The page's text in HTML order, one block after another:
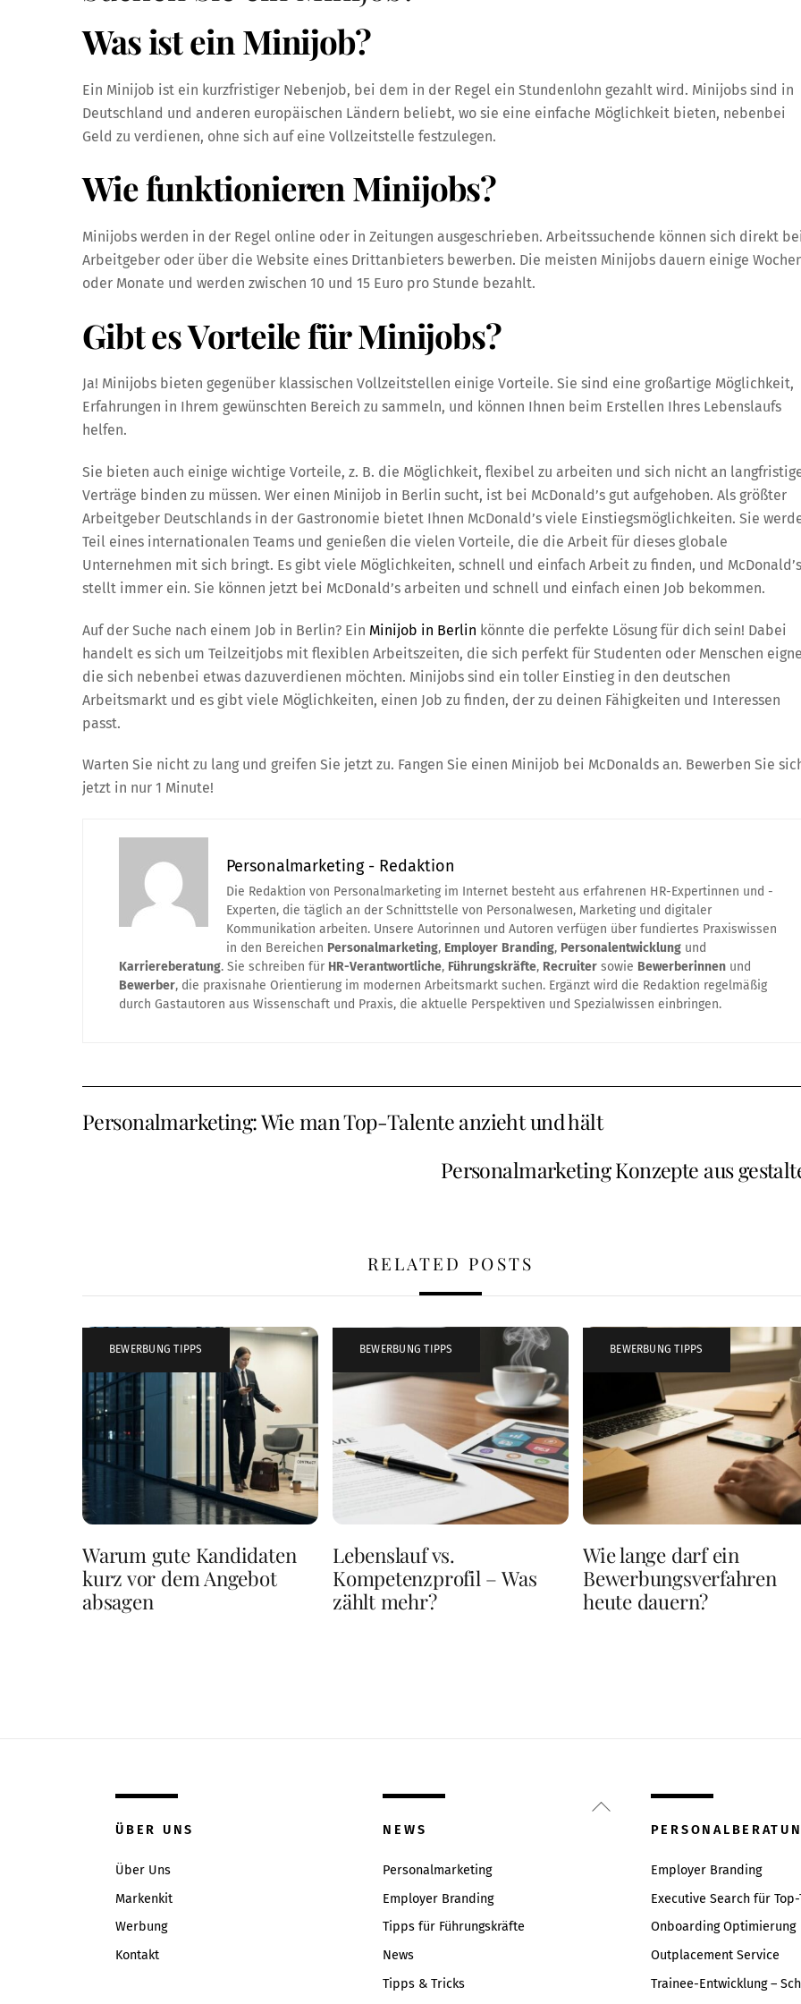
Was ist ein Minijob?
Ein Minijob ist ein kurzfristiger Nebenjob, bei dem in der Regel ein Stundenlohn gezahlt wird. Minijobs sind in
Deutschland und anderen europäischen Ländern beliebt, wo sie eine einfache Möglichkeit bieten, nebenbei
Geld zu verdienen, ohne sich auf eine Vollzeitstelle festzulegen.
Wie funktionieren Minijobs?
Minijobs werden in der Regel online oder in Zeitungen ausgeschrieben. Arbeitssuchende können sich direkt
Arbeitgeber oder über die Website eines Drittanbieters bewerben. Die meisten Minijobs dauern einige
oder Monate und werden zwischen 10 und 15 Euro pro Stunde bezahlt.
Gibt es Vorteile für Minijobs?
Ja! Minijobs bieten gegenüber klassischen Vollzeitstellen einige Vorteile. Sie sind eine großartige Möglichkeit,
Erfahrungen in Ihrem gewünschten Bereich zu sammeln, und können Ihnen beim Erstellen Ihres Lebenslaufs
helfen.
Sie bieten auch einige wichtige Vorteile, z. B. die Möglichkeit, flexibel zu arbeiten und sich nicht an
Verträge binden zu müssen. Wer einen Minijob in Berlin sucht, ist bei McDonald’s gut aufgehoben. Als größter
Arbeitgeber Deutschlands in der Gastronomie bietet Ihnen McDonald’s viele Einstiegsmöglichkeiten. Sie
Teil eines internationalen Teams und genießen die vielen Vorteile, die die Arbeit für dieses globale
Unternehmen mit sich bringt. Es gibt viele Möglichkeiten, schnell und einfach Arbeit zu finden, und McDonald’s
stellt immer ein. Sie können jetzt bei McDonald’s arbeiten und schnell und einfach einen Job bekommen.
Auf der Suche nach einem Job in Berlin? Ein Minijob in Berlin könnte die perfekte Lösung für dich sein! Dabei
handelt es sich um Teilzeitjobs mit flexiblen Arbeitszeiten, die sich perfekt für Studenten oder Menschen
die sich nebenbei etwas dazuverdienen möchten. Minijobs sind ein toller Einstieg in den deutschen
Arbeitsmarkt und es gibt viele Möglichkeiten, einen Job zu finden, der zu deinen Fähigkeiten und Interessen
passt.
Warten Sie nicht zu lang und greifen Sie jetzt zu. Fangen Sie einen Minijob bei McDonalds an. Bewerben Sie
jetzt in nur 1 Minute!
Personalmarketing - Redaktion
Die Redaktion von Personalmarketing im Internet besteht aus erfahrenen HR-Expertinnen und -
Experten, die täglich an der Schnittstelle von Personalwesen, Marketing und digitaler
Kommunikation arbeiten. Unsere Autorinnen und Autoren verfügen über fundiertes Praxiswissen
in den Bereichen Personalmarketing, Employer Branding, Personalentwicklung und
Karriereberatung. Sie schreiben für HR-Verantwortliche, Führungskräfte, Recruiter sowie Bewerberinnen und
Bewerber, die praxisnahe Orientierung im modernen Arbeitsmarkt suchen. Ergänzt wird die Redaktion regelmäßig
durch Gastautoren aus Wissenschaft und Praxis, die aktuelle Perspektiven und Spezialwissen einbringen.
Personalmarketing: Wie man Top-Talente anzieht und hält
Personalmarketing Konzepte aus
RELATED POSTS
BEWERBUNG TIPPS
Warum gute Kandidaten
kurz vor dem Angebot
absagen
BEWERBUNG TIPPS
Lebenslauf vs.
Kompetenzprofil – Was
zählt mehr?
BEWERBUNG TIPPS
Wie lange darf ein
Bewerbungsverfahren
heute dauern?
Back
ÜBER UNS
Über Uns
Markenkit
Werbung
Kontakt
NEWS
Personalmarketing
Employer Branding
Tipps für Führungskräfte
News
Tipps & Tricks
Employer Branding
Executive Search für
Onboarding Optimierung
Outplacement Service
Trainee-Entwicklung –